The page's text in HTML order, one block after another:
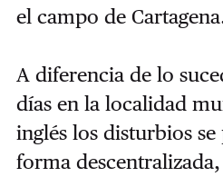
el campo de
A diferencia de lo
días en la localidad
inglés los disturbios
forma